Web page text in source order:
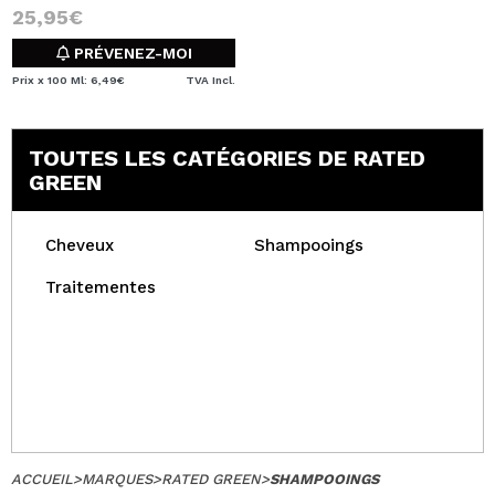
25,95€
PRÉVENEZ-MOI
Prix x 100 Ml: 6,49€ TVA Incl.
TOUTES LES CATÉGORIES DE RATED
GREEN
Cheveux Shampooings
Traitementes
ACCUEIL>MARQUES>RATED GREEN>SHAMPOOINGS